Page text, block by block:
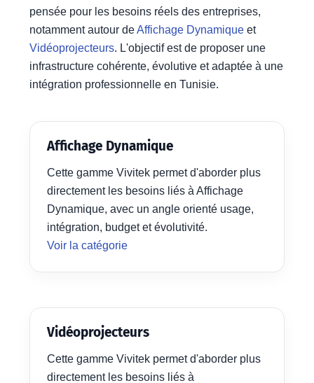
pensée pour les besoins réels des entreprises,
notamment autour deAffichage Dynamique et
Vidéoprojecteurs. L'objectif est de proposer une
infrastructure cohérente, évolutive et adaptée à une
intégration professionnelle en Tunisie.
Affichage Dynamique
Cette gamme Vivitek permet d'aborder plus
directement les besoins liés à Affichage
Dynamique, avec un angle orienté usage,
intégration, budget et évolutivité.
Voir la catégorie
Vidéoprojecteurs
Cette gamme Vivitek permet d'aborder plus
directement les besoins liés à